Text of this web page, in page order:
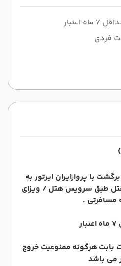
اعتبار
فردی
با پروازایران ایرتور به
هتل طبق سرویس هتل / ویزای
.
بابت هرگونه ممنوعیت خروج
می باشد